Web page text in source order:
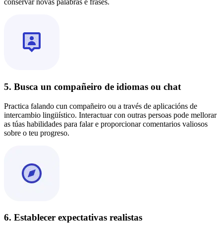
conservar novas palabras e frases.
5. Busca un compañeiro de idiomas ou chat
Practica falando cun compañeiro ou a través de aplicacións de
intercambio lingüístico. Interactuar con outras persoas pode mellorar
as túas habilidades para falar e proporcionar comentarios valiosos
sobre o teu progreso.
6. Establecer expectativas realistas